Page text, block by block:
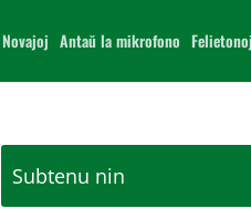
Novajoj Antaŭ la mikrofono Felietonoj
Subtenu nin